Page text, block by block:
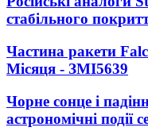
стабільного
Частина ракети
Місяця - ЗМІ5639
Чорне сонце і
астрономічні події